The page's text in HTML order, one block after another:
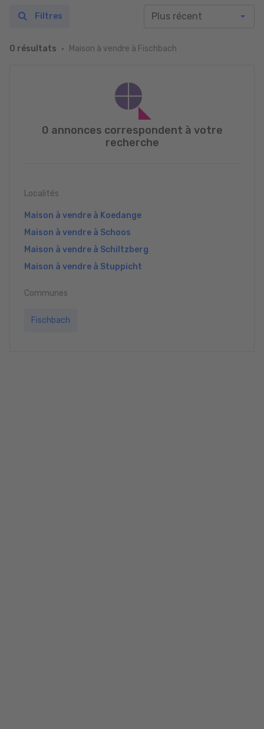
0 résultats Maison à vendre à Fischbach
Filtres
0 annonces correspondent à votre
recherche
Localités
Maison à vendre à Koedange
Maison à vendre à Schoos
Maison à vendre à Schiltzberg
Maison à vendre à Stuppicht
Communes
Fischbach